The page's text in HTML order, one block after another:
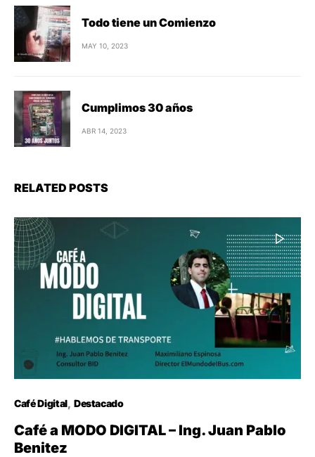
Todo tiene un Comienzo
MAY 10, 2023
Cumplimos 30 años
ABR 14, 2023
RELATED POSTS
Café Digital Destacado
Café a MODO DIGITAL – Ing. Juan Pablo
Benitez